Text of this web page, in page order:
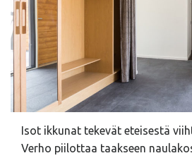
Isot ikkunat tekevät eteisestä
Verho piilottaa taakseen